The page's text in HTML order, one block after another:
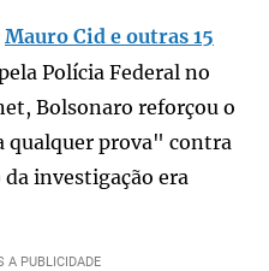
Mauro Cid e outras 15
Polícia Federal no
Bolsonaro reforçou o
qualquer prova" contra
investigação era